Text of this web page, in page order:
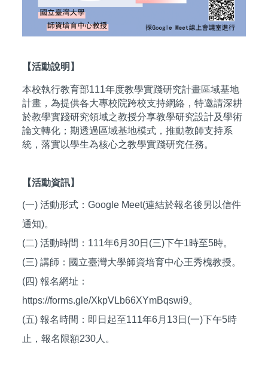
【活動說明】
本校執行教育部111年度教學實踐研究計畫區域基地
計畫，為提供各大專校院跨校支持網絡，特邀請深耕
於教學實踐研究領域之教授分享教學研究設計及學術
論文轉化；期透過區域基地模式，推動教師支持系
統，落實以學生為核心之教學實踐研究任務。
【活動資訊】
(一) 活動形式：Google Meet(連結於報名後另以信件
通知)。
(二) 活動時間：111年6月30日(三)下午1時至5時。
(三) 講師：國立臺灣大學師資培育中心王秀槐教授。
(四) 報名網址：
https://forms.gle/XkpVLb66XYmBqswi9。
(五) 報名時間：即日起至111年6月13日(一)下午5時
止，報名限額230人。